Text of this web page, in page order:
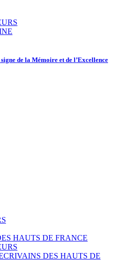
de la Mémoire et de l’Excellence
HAUTS DE FRANCE
DES HAUTS DE